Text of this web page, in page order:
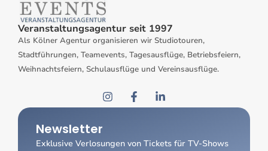
Veranstaltungsagentur seit 1997
Als Kölner Agentur organisieren wir Studiotouren,
Stadtführungen, Teamevents, Tagesausflüge, Betriebsfeiern,
Weihnachtsfeiern, Schulausflüge und Vereinsausflüge.
Newsletter
Exklusive Verlosungen von Tickets für TV-Shows